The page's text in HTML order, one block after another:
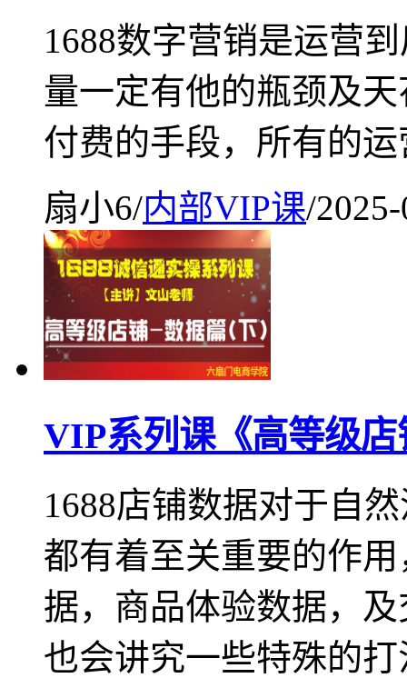
1688数字营销是运营
量一定有他的瓶颈及
付费的手段，所有的
扇小6/内部VIP课/
VIP系列课《高等级
1688店铺数据对于自
都有着至关重要的作
据，商品体验数据，
也会讲究一些特殊的打